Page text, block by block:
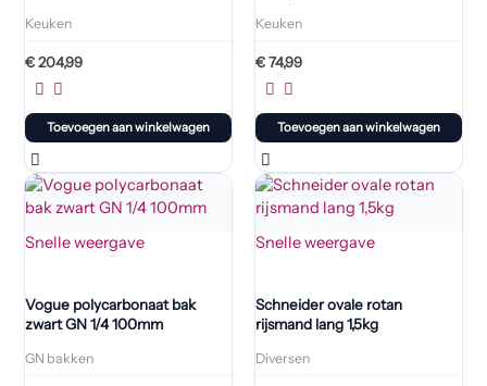
Keuken
€204,99
Toevoegen aan winkelwagen
Keuken
€74,99
Toevoegen aan winkelwagen
Snelle weergave
Vogue polycarbonaat bak
zwart GN 1/4 100mm
GN bakken
Snelle weergave
Schneider ovale rotan
rijsmand lang 1,5kg
Diversen